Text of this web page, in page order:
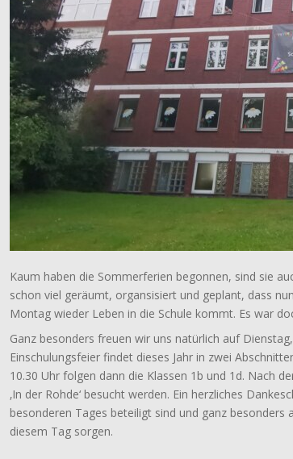
Kaum haben die Sommerferien begonnen, sind sie
schon viel geräumt, organsisiert und geplant, dass
Montag wieder Leben in die Schule kommt. Es war
Ganz besonders freuen wir uns natürlich auf
Einschulungsfeier findet dieses Jahr in zwei
10.30 Uhr folgen dann die Klassen 1b und 1d. Nach
‚In der Rohde‘ besucht werden. Ein herzliches
besonderen Tages beteiligt sind und ganz
diesem Tag sorgen.